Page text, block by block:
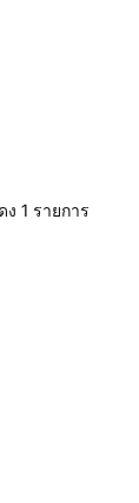
ง 1 รายการ